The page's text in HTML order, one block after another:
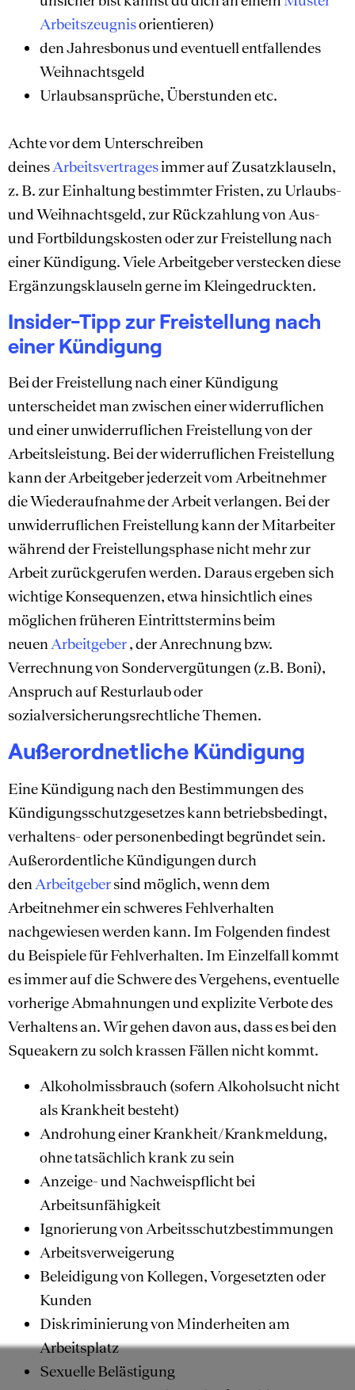
Arbeitszeugnisorientieren)
den Jahresbonus und eventuell entfallendes
Weihnachtsgeld
Urlaubsansprüche, Überstunden etc.
Achte vor dem Unterschreiben
deines Arbeitsvertragesimmer auf Zusatzklauseln,
z. B. zur Einhaltung bestimmter Fristen, zu Urlaubs-
und Weihnachtsgeld, zur Rückzahlung von Aus-
und Fortbildungskosten oder zur Freistellung nach
einer Kündigung. Viele Arbeitgeber verstecken diese
Ergänzungsklauseln gerne im Kleingedruckten.
Insider-Tipp zur Freistellung nach
einer Kündigung
Bei der Freistellung nach einer Kündigung
unterscheidet man zwischen einer widerruflichen
und einer unwiderruflichen Freistellung von der
Arbeitsleistung. Bei der widerruflichen Freistellung
kann der Arbeitgeber jederzeit vom Arbeitnehmer
die Wiederaufnahme der Arbeit verlangen. Bei der
unwiderruflichen Freistellung kann der Mitarbeiter
während der Freistellungsphase nicht mehr zur
Arbeit zurückgerufen werden. Daraus ergeben sich
wichtige Konsequenzen, etwa hinsichtlich eines
möglichen früheren Eintrittstermins beim
neuen Arbeitgeber, der Anrechnung bzw.
Verrechnung von Sondervergütungen (z.B. Boni),
Anspruch auf Resturlaub oder
sozialversicherungsrechtliche Themen.
Außerordnetliche Kündigung
Eine Kündigung nach den Bestimmungen des
Kündigungsschutzgesetzes kann betriebsbedingt,
verhaltens- oder personenbedingt begründet sein.
Außerordentliche Kündigungen durch
den Arbeitgebersind möglich, wenn dem
Arbeitnehmer ein schweres Fehlverhalten
nachgewiesen werden kann. Im Folgenden findest
du Beispiele für Fehlverhalten. Im Einzelfall kommt
es immer auf die Schwere des Vergehens, eventuelle
vorherige Abmahnungen und explizite Verbote des
Verhaltens an. Wir gehen davon aus, dass es bei den
Squeakern zu solch krassen Fällen nicht kommt.
Alkoholmissbrauch (sofern Alkoholsucht nicht
als Krankheit besteht)
Androhung einer Krankheit/Krankmeldung,
ohne tatsächlich krank zu sein
Anzeige- und Nachweispflicht bei
Arbeitsunfähigkeit
Ignorierung von Arbeitsschutzbestimmungen
Arbeitsverweigerung
Beleidigung von Kollegen, Vorgesetzten oder
Kunden
Diskriminierung von Minderheiten am
Arbeitsplatz
Sexuelle Belästigung